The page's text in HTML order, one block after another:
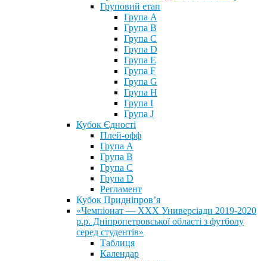
Груповий етап
Група A
Група B
Група C
Група D
Група E
Група F
Група G
Група H
Група I
Група J
Кубок Єдності
Плей-офф
Група А
Група В
Група С
Група D
Регламент
Кубок Придніпров’я
«Чемпіонат — ХХХ Универсіади 2019-2020
р.р. Дніпропетровської області з футболу
серед студентів»
Таблиця
Календар